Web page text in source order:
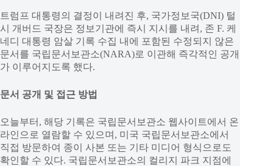
트럼프 대통령의 결정이 내려진 후, 국가정보국(DNI) 털
시 개버드 국장은 정보기관에 즉시 지시를 내려, 존 F. 케
네디 대통령 암살 기록 수집 내에 포함된 수정되지 않은
문서를 국립문서보관소(NARA)로 이관해 즉각적인 공개
가 이루어지도록 했다.
문서 공개 및 접근 방법
오늘부터, 해당 기록은 국립문서보관소 웹사이트에서 온
라인으로 열람할 수 있으며, 미국 국립문서보관소에서
직접 방문하여 종이 사본 또는 기타 미디어 형식으로도
확인할 수 있다. 국립문서보관소의 컬리지 파크 지점에